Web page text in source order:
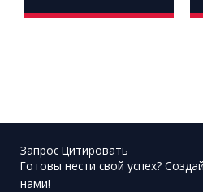
Запрос Цитировать
Готовы нести свой успех?
нами!